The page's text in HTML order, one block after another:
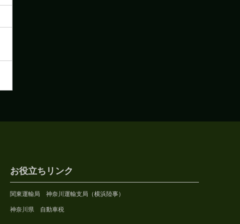
お役立ちリンク
関東運輸局 神奈川運輸支局（横浜陸事）
神奈川県 自動車税